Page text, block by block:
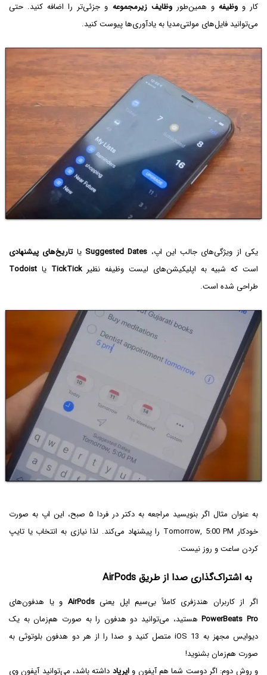
کار ووظیفه و همین‌طوروظایف زیرمجموعه و جزئی‌تر را اضافه کنید. حتی
می‌توانید فایل‌های مولتی‌مدیا به یادآوری‌ها پیوست کنید.
یکی از ویژگی‌های جالب این اپ، Suggested Dates یاتاریخ‌های پیشنهادی
است که شبیه به اپلیکیشن‌های لیست وظیفه نظیرTickTick یا Todoist
طراحی شده است.
به عنوان مثال اگر بنویسید مراجعه به دکتر در فردا ۵ صبح، این اپ به صورت
خودکار Tomorrow, 5:00 PM را پیشنهاد می‌کند. لذا نیازی به انتخاب یا تایپ
کردن ساعت و روز نیست.
به اشتراک‌گذاری صدا از طریق AirPods
اگر از کاربران هندزفری کاملاً بی‌سیم اپل یعنیAirPods و یا هدفون‌های
PowerBeats Proهستید، می‌توانید دو هدفون را به صورت هم‌زمان به یک
دیوایس مجهز به iOS 13 متصل کنید و صدا را از هر دو هدفون بلوتوثی به
صورت هم‌زمان بشنوید!
و روش دوم: اگر دوست شما هم آیفون وایرپاد داشته باشد، می‌توانید آیفون وی